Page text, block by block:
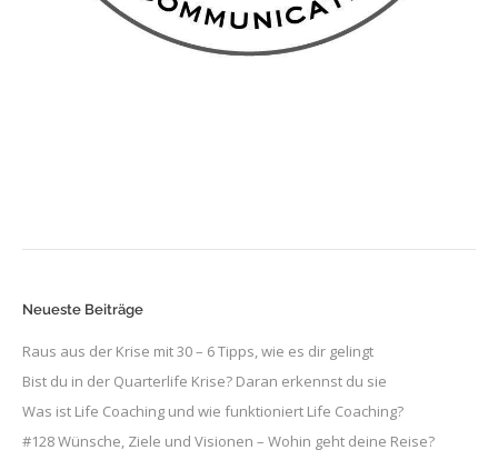
Neueste Beiträge
Raus aus der Krise mit 30 – 6 Tipps, wie es dir gelingt
Bist du in der Quarterlife Krise? Daran erkennst du sie
Was ist Life Coaching und wie funktioniert Life Coaching?
#128 Wünsche, Ziele und Visionen – Wohin geht deine Reise?